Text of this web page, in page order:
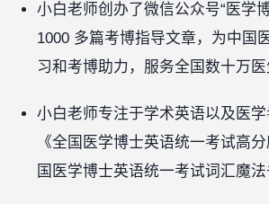
小白老师创办了微信公众号“医学
1000 多篇考博指导文章，为中国
习和考博助力，服务全国数十万医
小白老师专注于学术英语以及医
《全国医学博士英语统一考试高
国医学博士英语统一考试词汇魔法